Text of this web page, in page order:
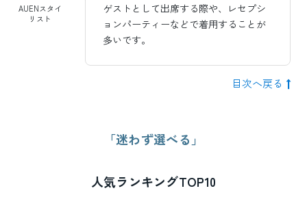
AUENスタイ
リスト
ゲストとして出席する際や、レセプシ
ョンパーティーなどで着用することが
多いです。
目次へ戻る
「迷わず選べる」
人気ランキングTOP10